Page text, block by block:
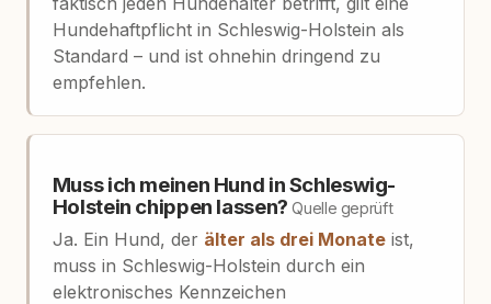
Hundehaftpflicht in Schleswig-Holstein als
Standard – und ist ohnehin dringend zu
empfehlen.
Muss ich meinen Hund in Schleswig-
Holstein chippen lassen?Quelle geprüft
Ja. Ein Hund, der älter als drei Monateist,
muss in Schleswig-Holstein durch ein
elektronisches Kennzeichen